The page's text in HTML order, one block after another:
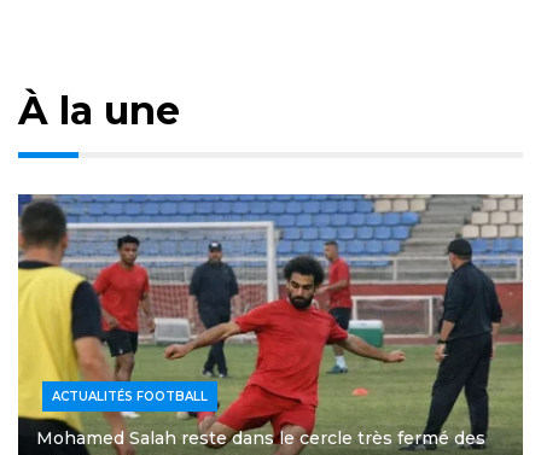
À la une
ACTUALITÉS FOOTBALL
Mohamed Salah reste dans le cercle très fermé des